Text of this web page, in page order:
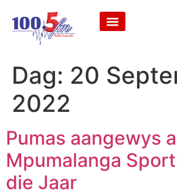
Dag: 20
2022
Pumas aangewys
Mpumalanga
die Jaar